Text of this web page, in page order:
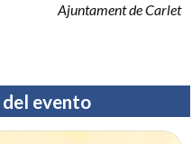
Ajuntament de Carlet
evento